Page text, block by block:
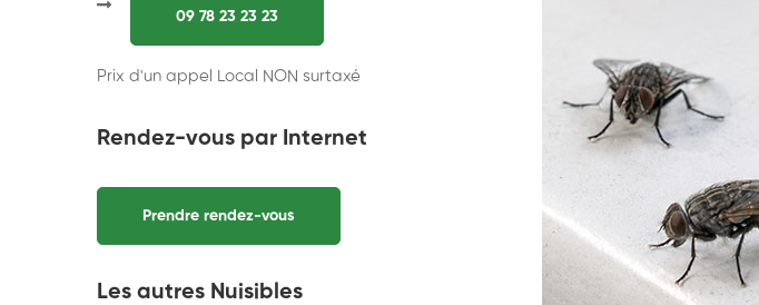
09 78 23 23 23
Prix d'un appel Local NON surtaxé
Rendez-vous par Internet
Prendre rendez-vous
Les autres Nuisibles